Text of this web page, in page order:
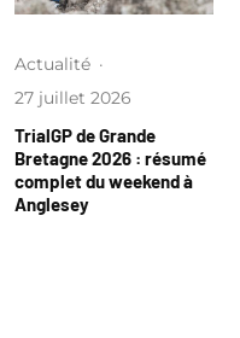
Actualité ·
27 juillet 2026
TrialGP de Grande
Bretagne 2026 : résumé
complet du weekend à
Anglesey